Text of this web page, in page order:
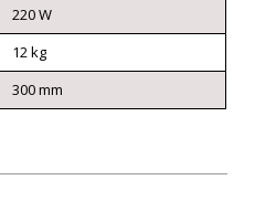
220 W
12 kg
300 mm